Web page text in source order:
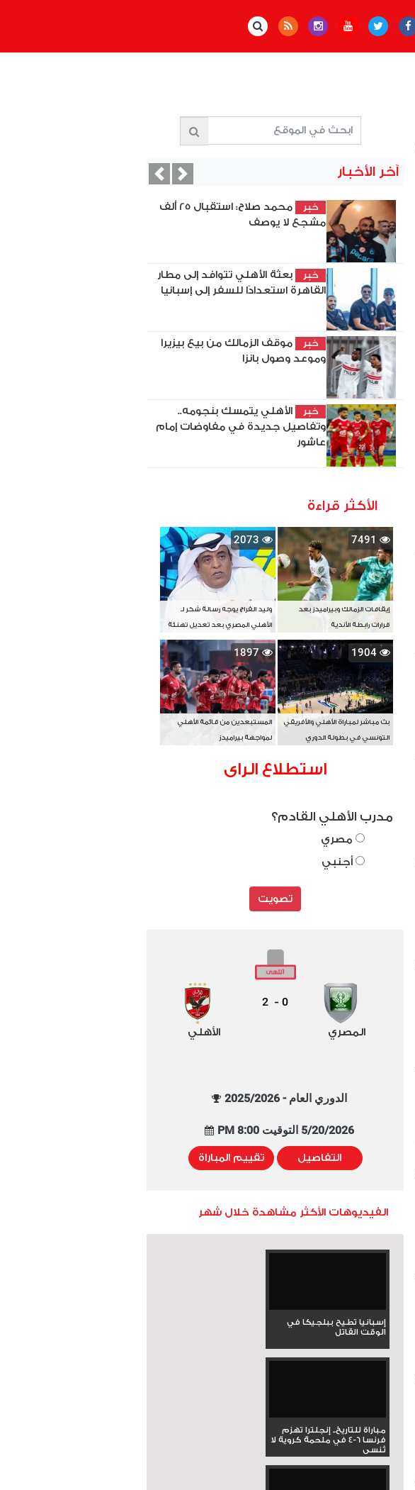
آخر الأخبار
خبر
محمد صلاح: استقبال 25 ألف
مشجع لا يوصف
خبر
بعثة الأهلي تتوافد إلى مطار
القاهرة استعدادًا للسفر إلى إسبانيا
خبر
موقف الزمالك من بيع بيزيرا
وموعد وصول بانزا
خبر
الأهلي يتمسك بنجومه..
وتفاصيل جديدة في مفاوضات إمام
عاشور
PreviousNext
الأكثر قراءة
7491
إيقافات الزمالك وبيراميدز بعد
قرارات رابطة الأندية
2073
وليد الفراج يوجه رسالة شكر لـ
الأهلي المصري بعد تعديل تهنئة
بطل آسيا
1904
بث مباشر لمباراة الأهلي والأفريقي
التونسي في بطولة الدوري
1897
المستبعدين من قائمة الأهلي
لمواجهة بيراميدز
استطلاع الراى
مدرب الأهلي القادم؟
مصري
أجنبي
تصويت
المصري
0
-
2
الأهلي
الدوري العام - 2025/2026
5/20/2026 التوقيت 8:00 PM
التفاصيل تقييم المباراة
الفيديوهات الأكثر مشاهدة خلال شهر
إسبانيا تطيح ببلجيكا في
الوقت القاتل
مباراة للتاريخ.. إنجلترا تهزم
فرنسا 6-4 في ملحمة كروية لا
تُنسى